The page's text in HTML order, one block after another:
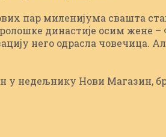
пар миленијума свашта
династије осим жене
него одрасла човечица.
у недељнику Нови Магазин,